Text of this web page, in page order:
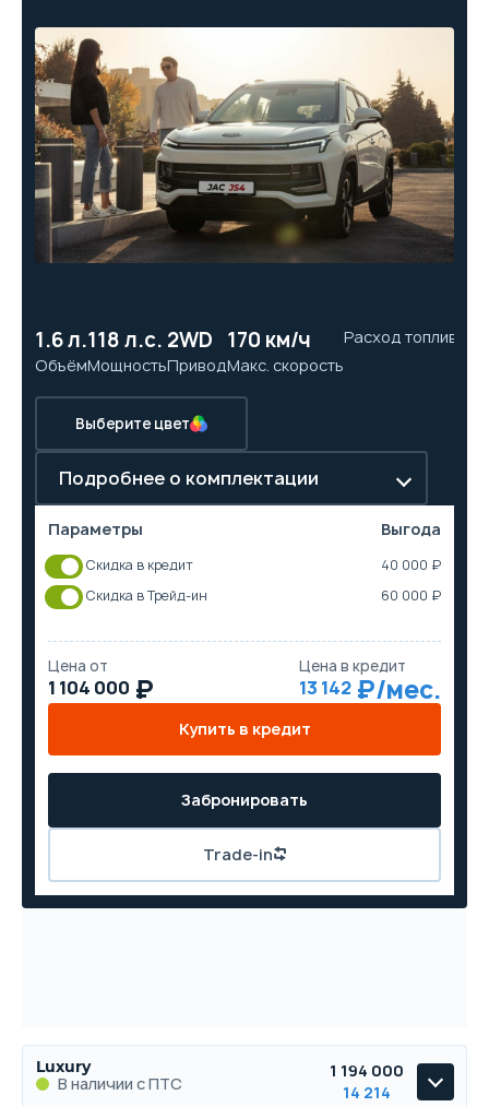
1.6 л.
Объём
118 л.с.
Мощность
2WD
Привод
170 км/ч
Макс. скорость
Расход топлива
Выберите цвет
Подробнее о комплектации
Параметры Выгода
Скидка в кредит
40 000 ₽
Скидка в Трейд-ин
60 000 ₽
Цена от
1 104 000
Цена в кредит
13 142
Купить в кредит
Trade-in
Забронировать
Luxury
В наличии с ПТС
1 194 000
14 214